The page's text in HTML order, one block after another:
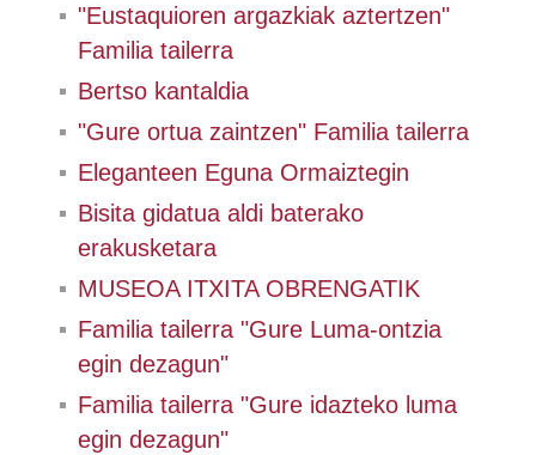
"Eustaquioren argazkiak aztertzen"
Familia tailerra
Bertso kantaldia
"Gure ortua zaintzen" Familia tailerra
Eleganteen Eguna Ormaiztegin
Bisita gidatua aldi baterako
erakusketara
MUSEOA ITXITA OBRENGATIK
Familia tailerra "Gure Luma-ontzia
egin dezagun"
Familia tailerra "Gure idazteko luma
egin dezagun"